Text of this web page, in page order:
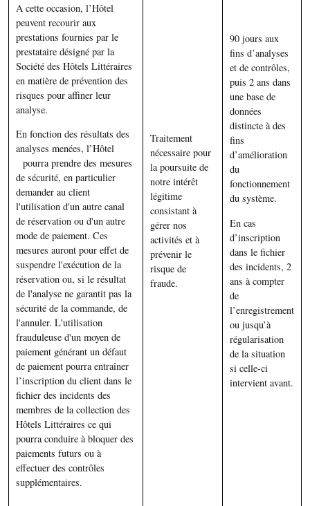
A cette occasion, l’Hôtel
peuvent recourir aux
prestations fournies par le
prestataire désigné par la
Société des Hôtels Littéraires
en matière de prévention des
risques pour affiner leur
analyse.
En fonction des résultats des
analyses menées, l’Hôtel
pourra prendre des mesures
de sécurité, en particulier
demander au client
l'utilisation d'un autre canal
de réservation ou d'un autre
mode de paiement. Ces
mesures auront pour effet de
suspendre l'exécution de la
réservation ou, si le résultat
de l'analyse ne garantit pas la
sécurité de la commande, de
l'annuler. L'utilisation
frauduleuse d'un moyen de
paiement générant un défaut
de paiement pourra entraîner
l’inscription du client dans le
fichier des incidents des
membres de la collection des
Hôtels Littéraires ce qui
pourra conduire à bloquer des
paiements futurs ou à
effectuer des contrôles
supplémentaires.
Traitement
nécessaire pour
la poursuite de
notre intérêt
légitime
consistant à
gérer nos
activités et à
prévenir le
risque de
fraude.
90 jours aux
fins d’analyses
et de contrôles,
puis 2 ans dans
une base de
données
distincte à des
fins
d’amélioration
du
fonctionnement
du système.
En cas
d’inscription
dans le fichier
des incidents, 2
ans à compter
de
l’enregistrement
ou jusqu’à
régularisation
de la situation
si celle-ci
intervient avant.